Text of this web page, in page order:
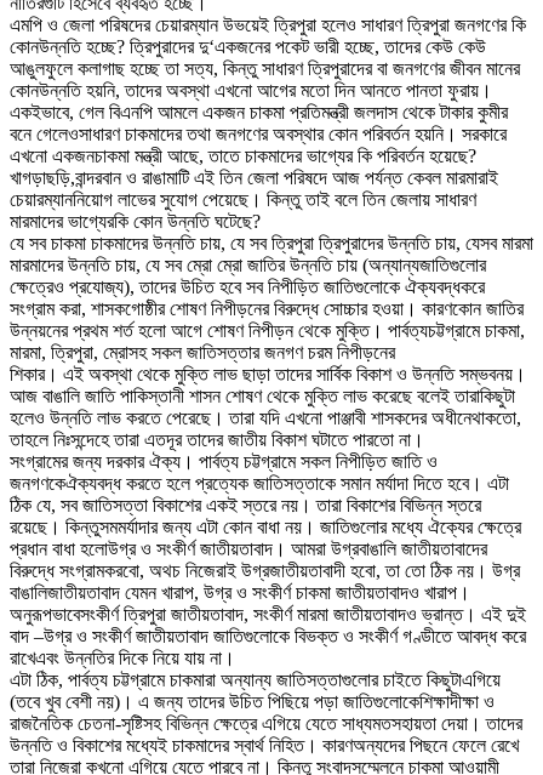
এমপি ও জেলা পরিষদের চেয়ারম্যান উভয়েই ত্রিপুরা হলেও সাধারণ ত্রিপুরা জনগণের কি
কোনউন্নতি হচ্ছে? ত্রিপুরাদের দু‘একজনের পকেট ভারী হচ্ছে,তাদের কেউ কেউ
আঙুলফুলে কলাগাছ হচ্ছে তা সত্য, কিন্তু সাধারণ ত্রিপুরাদের বা জনগণের জীবন মানের
কোনউন্নতি হয়নি,তাদের অবস্থা এখনো আগের মতো দিন আনতে পানতা ফুরায় ।
একইভাবে, গেল বিএনপি আমলে একজন চাকমা প্রতিমন্ত্রী জলদাস থেকে টাকার কুমীর
বনে গেলেওসাধারণ চাকমাদের তথা জনগণের অবস্থার কোন পরিবর্তন হয়নি। সরকারে
এখনো একজনচাকমা মন্ত্রী আছে,তাতে চাকমাদের ভাগ্যের কি পরিবর্তন হয়েছে?
খাগড়াছড়ি,বান্দরবান ও রাঙামাটি এই তিন জেলা পরিষদে আজ পর্যন্ত কেবল মারমারাই
চেয়ারম্যাননিয়োগ লাভের সুযোগ পেয়েছে। কিন্তু তাই বলে তিন জেলায় সাধারণ
মারমাদের ভাগ্যেরকি কোন উন্নতি ঘটেছে?
যে সব চাকমা চাকমাদের উন্নতি চায়, যে সব ত্রিপুরা ত্রিপুরাদের উন্নতি চায়, যেসব মারমা
মারমাদের উন্নতি চায়, যে সব ম্রো ম্রো জাতির উন্নতি চায় (অন্যান্যজাতিগুলোর
ক্ষেত্রেও প্রযোজ্য),তাদের উচিত হবে সব নিপীড়িত জাতিগুলোকে ঐক্যবদ্ধকরে
সংগ্রাম করা, শাসকগোষ্ঠীর শোষণ নিপীড়নের বিরুদ্ধে সোচ্চার হওয়া । কারণকোন জাতির
উন্নয়নের প্রথম শর্ত হলো আগে শোষণ নিপীড়ন থেকে মুক্তি। পার্বত্যচট্টগ্রামে চাকমা,
মারমা, ত্রিপুরা, ম্রোসহ সকল জাতিসত্তার জনগণ চরম নিপীড়নের
শিকার। এই অবস্থা থেকে মুক্তি লাভ ছাড়া তাদের সার্বিক বিকাশ ও উন্নতি সম্ভবনয় ।
আজ বাঙালি জাতি পাকিস্তানী শাসন শোষণ থেকে মুক্তি লাভ করেছে বলেই তারাকিছুটা
হলেও উন্নতি লাভ করতে পেরেছে।তারা যদি এখনো পাঞ্জাবী শাসকদের অধীনেথাকতো,
তাহলে নিঃসন্দেহে তারা এতদূর তাদের জাতীয় বিকাশ ঘটাতে পারতো না ।
সংগ্রামের জন্য দরকার ঐক্য । পার্বত্য চট্টগ্রামে সকল নিপীড়িত জাতি ও
জনগণকেঐক্যবদ্ধ করতে হলে প্রত্যেক জাতিসত্তাকে সমান মর্যাদা দিতে হবে। এটা
ঠিক যে, সব জাতিসত্তা বিকাশের একই স্তরে নয় ।তারা বিকাশের বিভিন্ন স্তরে
রয়েছে। কিন্তুসমমর্যাদার জন্য এটা কোন বাধা নয় । জাতিগুলোর মধ্যে ঐক্যেরক্ষেত্রে
প্রধান বাধা হলোউগ্র ও সংকীর্ণ জাতীয়তাবাদ । আমরা উগ্রবাঙালি জাতীয়তাবাদের
বিরুদ্ধে সংগ্রামকরবো, অথচ নিজেরাই উগ্রজাতীয়তাবাদী হবো,তা তো ঠিক নয় । উগ্র
বাঙালিজাতীয়তাবাদ যেমন খারাপ, উগ্র ও সংকীর্ণ চাকমা জাতীয়তাবাদও খারাপ ।
অনুরূপভাবেসংকীর্ণ ত্রিপুরা জাতীয়তাবাদ, সংকীর্ণ মারমা জাতীয়তাবাদও ভ্রান্ত। এই দুই
বাদ –উগ্র ও সংকীর্ণ জাতীয়তাবাদ জাতিগুলোকে বিভক্ত ও সংকীর্ণ গণ্ডীতে আবদ্ধ করে
রাখেএবং উন্নতির দিকে নিয়ে যায় না ।
এটা ঠিক, পার্বত্য চট্টগ্রামে চাকমারা অন্যান্য জাতিসত্তাগুলোর চাইতে কিছুটাএগিয়ে
(তবে খুব বেশী নয়) । এ জন্য তাদের উচিত পিছিয়ে পড়া জাতিগুলোকেশিক্ষাদীক্ষা ও
রাজনৈতিক চেতনা-সৃষ্টিসহ বিভিন্নক্ষেত্রেএগিয়ে যেতে সাধ্যমতসহায়তা দেয়া ।তাদের
উন্নতি ও বিকাশের মধ্যেই চাকমাদের স্বার্থ নিহিত। কারণঅন্যদের পিছনে ফেলে রেখে
তারা নিজেরা কখনো এগিয়ে যেতে পারবে না । কিন্তু সংবাদসম্মেলনে চাকমা আওয়ামী